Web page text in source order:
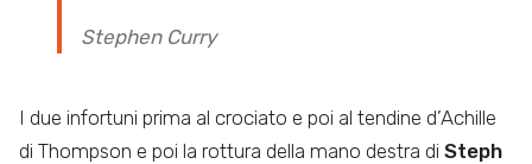
Stephen Curry
I due infortuni prima al crociato e poi al tendine d’Achille
di Thompson e poi la rottura della mano destra di Steph